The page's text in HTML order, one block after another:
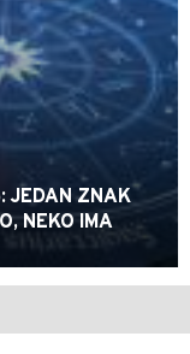
JEDAN ZNAK
NEKO IMA